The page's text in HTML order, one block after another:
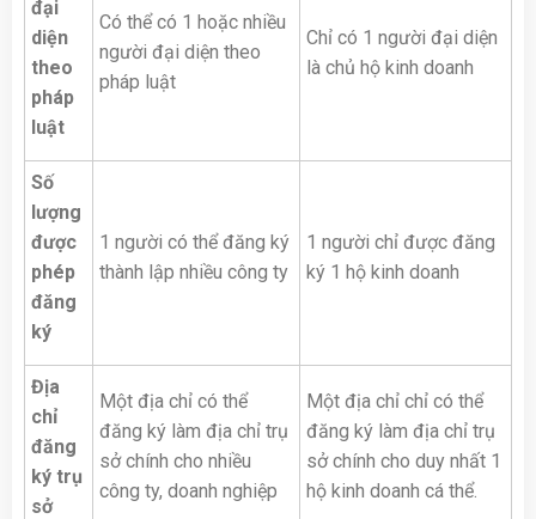
đại
diện
theo
pháp
luật
Có thể có 1 hoặc nhiều
người đại diện theo
pháp luật
Chỉ có 1 người đại diện
là chủ hộ kinh doanh
Số
lượng
được
phép
đăng
ký
1 người có thể đăng ký
thành lập nhiều công ty
1 người chỉ được đăng
ký 1 hộ kinh doanh
Địa
chỉ
đăng
ký trụ
sở
Một địa chỉ có thể
đăng ký làm địa chỉ trụ
sở chính cho nhiều
công ty, doanh nghiệp
Một địa chỉ chỉ có thể
đăng ký làm địa chỉ trụ
sở chính cho duy nhất 1
hộ kinh doanh cá thể.